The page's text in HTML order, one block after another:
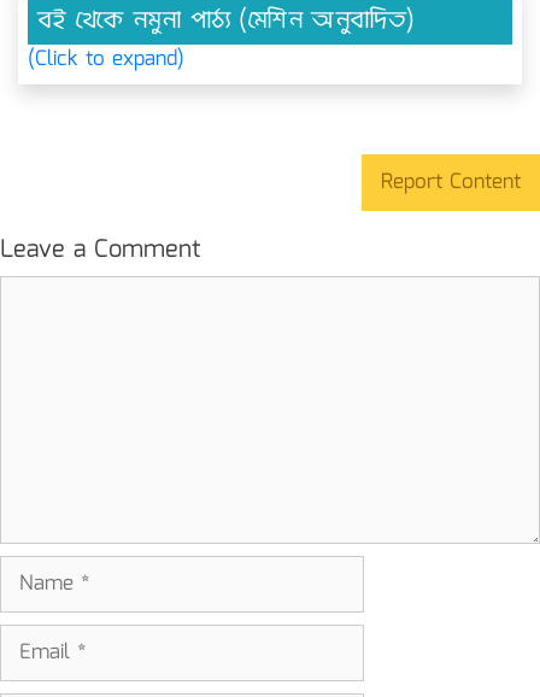
বই থেকে নমুনা পাঠ্য (মেশিন অনুবাদিত)
(Click to expand)
Report Content
Leave a Comment
Name
Email